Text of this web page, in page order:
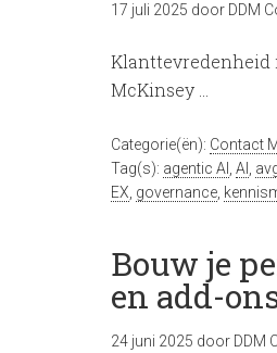
17 juli 2025 door DDM
Klanttevredenheid
McKinsey …
Categorie(ën): Contact
Tag(s): agentic AI AI
EX governance
Bouw je
en add-
24 juni 2025 door DDM